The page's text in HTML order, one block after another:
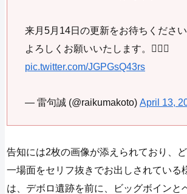
来月5月14日の更新をお待ちください
よろしくお願いいたします。🙇🏻‍♂️
pic.twitter.com/JGPGsQ43rs
— 雷句誠 (@raikumakoto) April 13,
告知には2枚の画像が添えられており、
一場面をセリフ抜きでお出しされている
は、デボロ遺跡を前に、ビッグボインと